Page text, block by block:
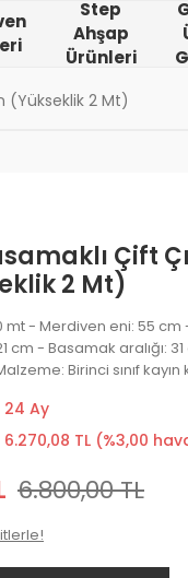
Step
Ahşap
Ürünleri
(Yükseklik 2 Mt)
Çift
2 Mt)
- Merdiven eni: 55 cm
cm - Basamak aralığı:
Birinci sınıf
24 Ay
6.270,08 TL (%3,00
6.800,00 TL